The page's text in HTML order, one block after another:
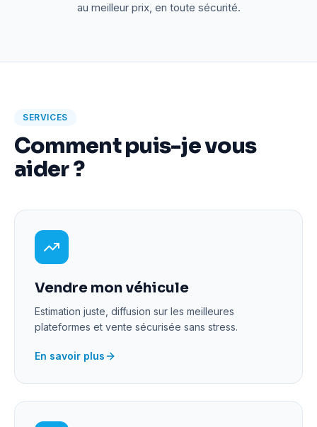
au meilleur prix, en toute sécurité.
SERVICES
Comment puis-je vous
aider ?
Vendre mon véhicule
Estimation juste, diffusion sur les meilleures
plateformes et vente sécurisée sans stress.
En savoir plus